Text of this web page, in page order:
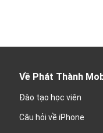
Về Phát Thành
Đào tạo học viên
Câu hỏi về iPhone